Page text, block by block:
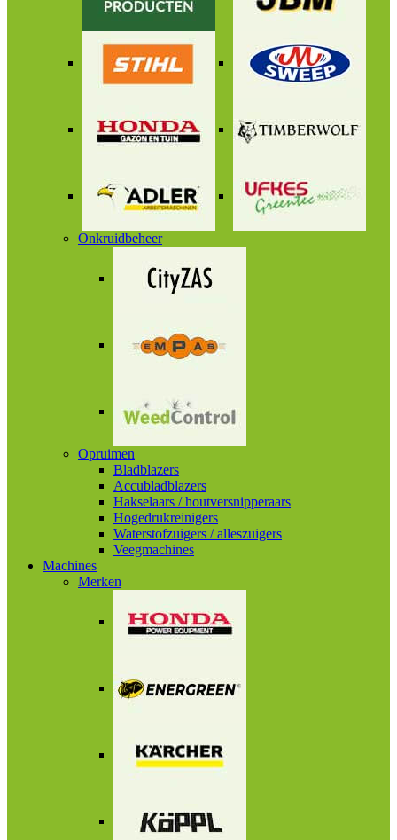
Onkruidbeheer
Opruimen
Bladblazers
Accubladblazers
Hakselaars / houtversnipperaars
Hogedrukreinigers
Waterstofzuigers / alleszuigers
Veegmachines
Machines
Merken